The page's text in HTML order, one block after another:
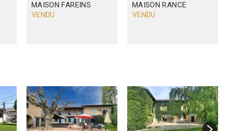
MAISON FAREINS
VENDU
MAISON RANCE
VENDU